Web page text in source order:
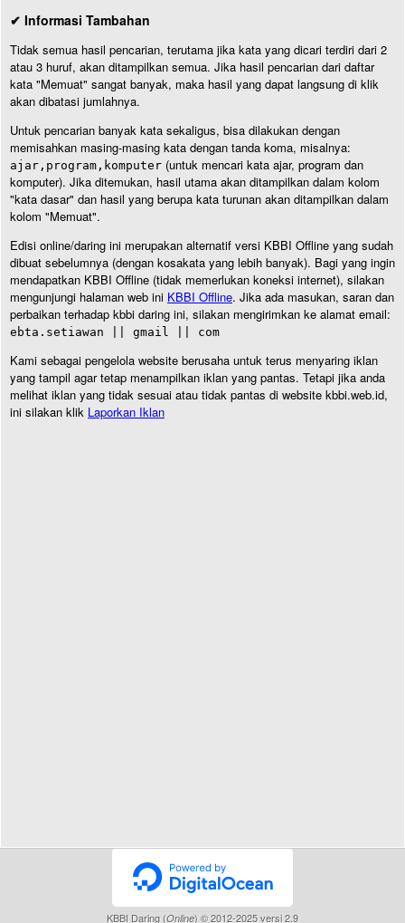
✔ Informasi Tambahan
Tidak semua hasil pencarian, terutama jika kata yang dicari terdiri dari 2
atau 3 huruf, akan ditampilkan semua. Jika hasil pencarian dari daftar
kata "Memuat" sangat banyak, maka hasil yang dapat langsung di klik
akan dibatasi jumlahnya.
Untuk pencarian banyak kata sekaligus, bisa dilakukan dengan
memisahkan masing-masing kata dengan tanda koma, misalnya:
ajar,program,komputer (untuk mencari kata ajar, program dan
komputer). Jika ditemukan, hasil utama akan ditampilkan dalam kolom
"kata dasar" dan hasil yang berupa kata turunan akan ditampilkan dalam
kolom "Memuat".
Edisi online/daring ini merupakan alternatif versi KBBI Offline yang sudah
dibuat sebelumnya (dengan kosakata yang lebih banyak). Bagi yang ingin
mendapatkan KBBI Offline (tidak memerlukan koneksi internet), silakan
mengunjungi halaman web ini KBBI Offline. Jika ada masukan, saran dan
perbaikan terhadap kbbi daring ini, silakan mengirimkan ke alamat email:
ebta.setiawan || gmail || com
Kami sebagai pengelola website berusaha untuk terus menyaring iklan
yang tampil agar tetap menampilkan iklan yang pantas. Tetapi jika anda
melihat iklan yang tidak sesuai atau tidak pantas di website kbbi.web.id,
ini silakan klik Laporkan Iklan
KBBI Daring (Online) © 2012-2025 versi 2.9